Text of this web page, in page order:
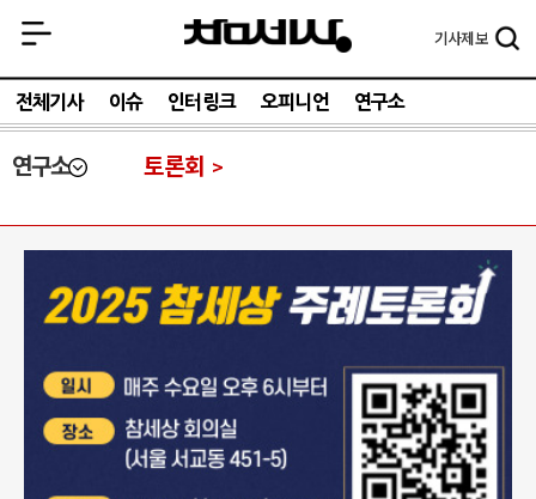
기사제보
전체기사 이슈 인터링크 오피니언 연구소
연구소 토론회